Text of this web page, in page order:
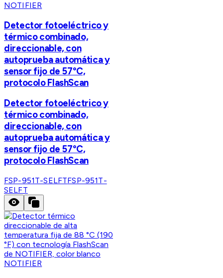
NOTIFIER
Detector fotoeléctrico y
térmico combinado,
direccionable, con
autoprueba automática y
sensor fijo de 57°C,
protocolo FlashScan
Detector fotoeléctrico y
térmico combinado,
direccionable, con
autoprueba automática y
sensor fijo de 57°C,
protocolo FlashScan
FSP-951T-SELFTFSP-951T-
SELFT
NOTIFIER